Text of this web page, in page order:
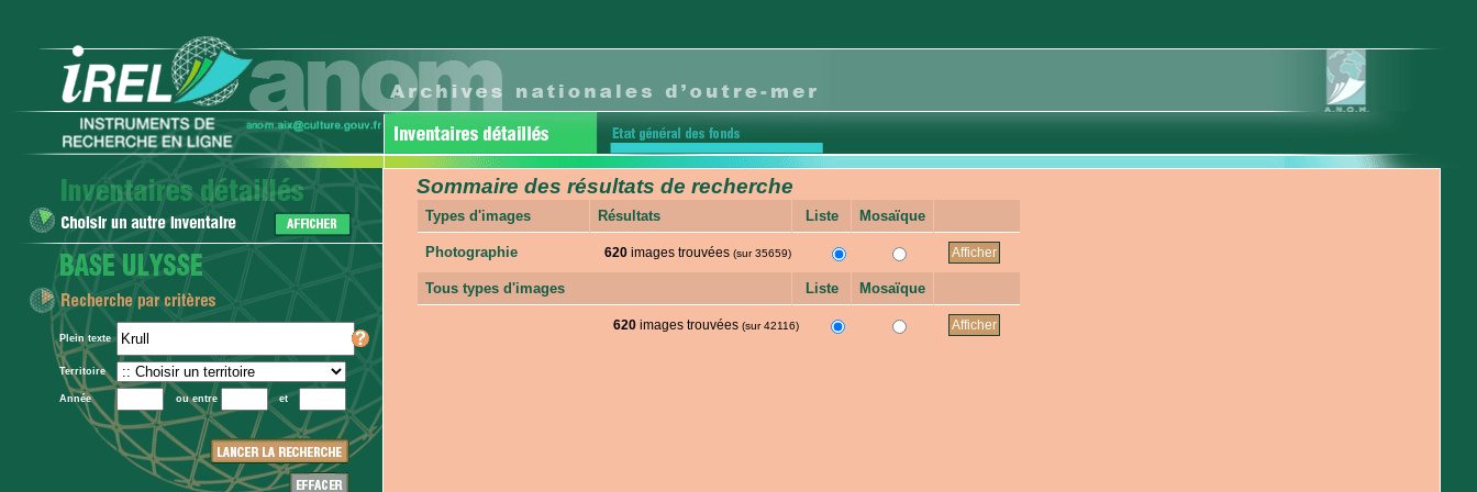
Plein texte
Territoire
Année ou entre et
Sommaire des résultats de recherche
Types d'images Résultats Liste Mosaïque
Photographie 620 images trouvées (sur 35659)
Tous types d'images Liste Mosaïque
620 images trouvées (sur 42116)